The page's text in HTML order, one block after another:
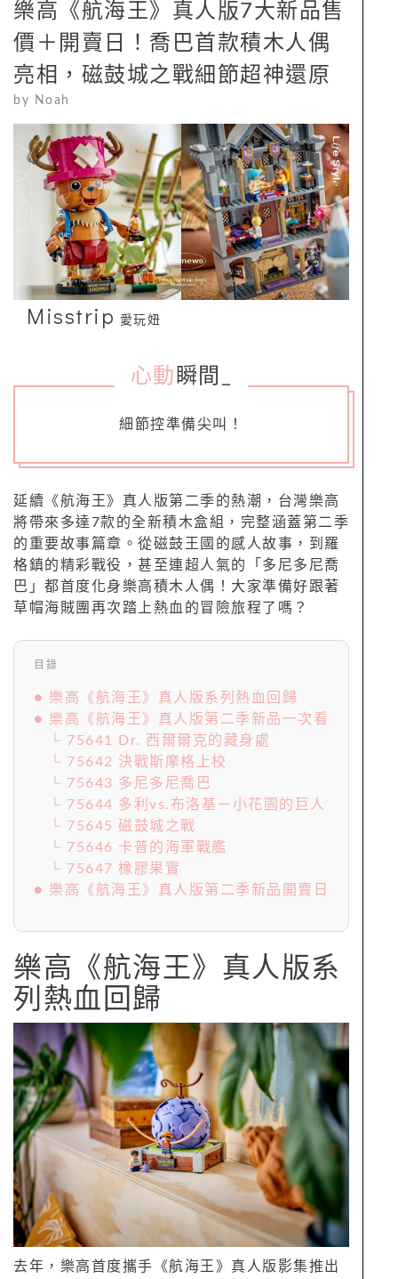
樂高《航海王》真人版7大新品售
價＋開賣日！喬巴首款積木人偶
亮相，磁鼓城之戰細節超神還原
by Noah
Misstrip 愛玩妞
心動 瞬間
細節控準備尖叫！
延續《航海王》真人版第二季的熱潮，台灣樂高
將帶來多達7款的全新積木盒組，完整涵蓋第二季
的重要故事篇章。從磁鼓王國的感人故事，到羅
格鎮的精彩戰役，甚至連超人氣的「多尼多尼喬
巴」都首度化身樂高積木人偶！大家準備好跟著
草帽海賊團再次踏上熱血的冒險旅程了嗎？
目錄
● 樂高《航海王》真人版系列熱血回歸
● 樂高《航海王》真人版第二季新品一次看
└ 75641 Dr. 西爾爾克的藏身處
└ 75642 決戰斯摩格上校
└ 75643 多尼多尼喬巴
└ 75644 多利vs.布洛基－小花園的巨人
└ 75645 磁鼓城之戰
└ 75646 卡普的海軍戰艦
└ 75647 橡膠果實
● 樂高《航海王》真人版第二季新品開賣日
樂高《航海王》真人版系
列熱血回歸
去年，樂高首度攜手《航海王》真人版影集推出